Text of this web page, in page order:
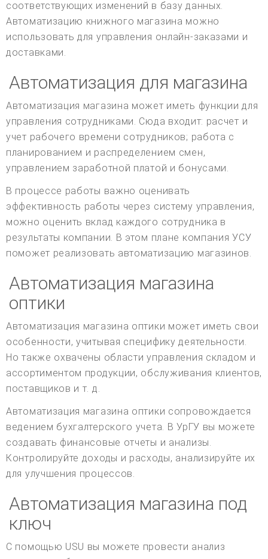
соответствующих изменений в базу данных.
Автоматизацию книжного магазина можно
использовать для управления онлайн-заказами и
доставками.
Автоматизация для магазина
Автоматизация магазина может иметь функции для
управления сотрудниками. Сюда входит: расчет и
учет рабочего времени сотрудников; работа с
планированием и распределением смен,
управлением заработной платой и бонусами.
В процессе работы важно оценивать
эффективность работы через систему управления,
можно оценить вклад каждого сотрудника в
результаты компании. В этом плане компания УСУ
поможет реализовать автоматизацию магазинов.
Автоматизация магазина
оптики
Автоматизация магазина оптики может иметь свои
особенности, учитывая специфику деятельности.
Но также охвачены области управления складом и
ассортиментом продукции, обслуживания клиентов,
поставщиков и т. д.
Автоматизация магазина оптики сопровождается
ведением бухгалтерского учета. В УрГУ вы можете
создавать финансовые отчеты и анализы.
Контролируйте доходы и расходы, анализируйте их
для улучшения процессов.
Автоматизация магазина под
ключ
С помощью USU вы можете провести анализ